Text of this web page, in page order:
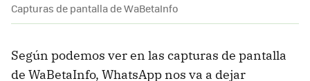
Capturas de pantalla de WaBetaInfo
Según podemos ver en las capturas de pantalla
de WaBetaInfo, WhatsApp nos va a dejar